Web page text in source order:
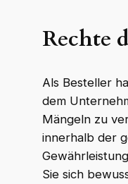
Rechte
Als Besteller
dem
Mängeln zu
innerhalb der
Sie sich